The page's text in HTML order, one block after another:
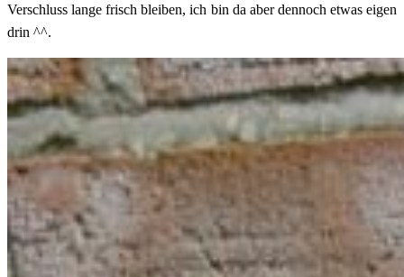
Verschluss lange frisch bleiben, ich bin da aber dennoch etwas eigen
drin ^^.